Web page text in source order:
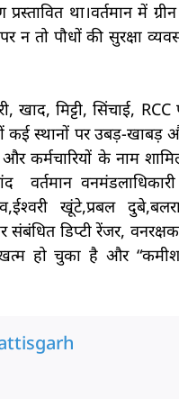
प्रस्तावित था।वर्तमान में
न तो पौधों की सुरक्षा
खाद, मिट्टी, सिंचाई,
कई स्थानों पर उबड़-
कर्मचारियों के नाम
वर्तमान
खूंटे,प्रबल
संबंधित डिप्टी रेंजर,
हो चुका है और